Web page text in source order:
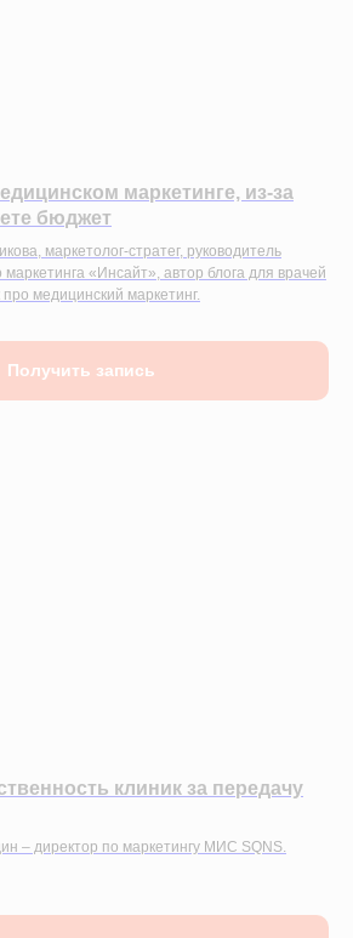
маркетинге, из-за
бюджет
маркетолог-стратег, руководитель
маркетинга «Инсайт», автор блога для врачей
медицинский маркетинг.
Получить запись
клиник за передачу
– директор по маркетингу МИС SQNS.